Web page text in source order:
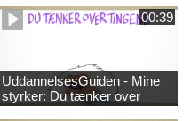
00:39
UddannelsesGuiden - Mine
styrker: Du tænker over
tingene